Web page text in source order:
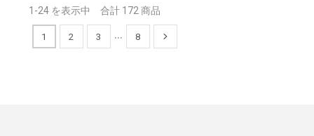
1-24 を表示中 合計 172 商品
1 2 3 … 8